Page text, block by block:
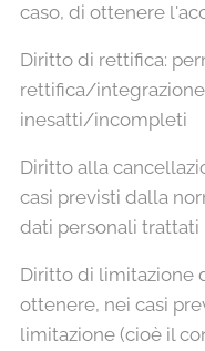
caso, di ottenere
Diritto di rettifica:
rettifica/
inesatti/incompleti
Diritto alla
casi previsti dalla
dati personali trattati
Diritto di limitazione
ottenere, nei casi
limitazione (cioè il